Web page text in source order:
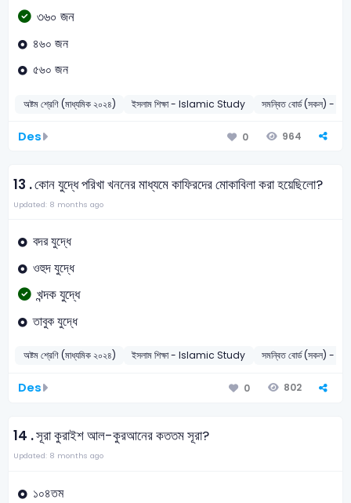
৩৬০ জন
৪৬০ জন
৫৬০ জন
অষ্টম শ্রেণি (মাধ্যমিক ২০২৪) ইসলাম শিক্ষা - Islamic Study সমন্বিত বোর্ড (সকল) -
Des 0 964
13 .কোন যুদ্ধে পরিখা খননের মাধ্যমে কাফিরদের মোকাবিলা করা হয়েছিলো?
Updated: 8 months ago
বদর যুদ্ধে
ওহুদ যুদ্ধে
খন্দক যুদ্ধে
তাবুক যুদ্ধে
অষ্টম শ্রেণি (মাধ্যমিক ২০২৪) ইসলাম শিক্ষা - Islamic Study সমন্বিত বোর্ড (সকল) -
Des 0 802
14 .সূরা কুরাইশ আল-কুরআনের কততম সূরা?
Updated: 8 months ago
১০৪তম